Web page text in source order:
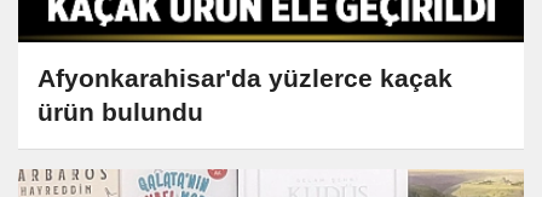
Afyonkarahisar'da yüzlerce kaçak
ürün bulundu